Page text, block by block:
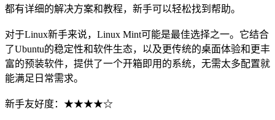
都有详细的解决方案和教程，新手可以轻松找到帮助。
对于Linux新手来说，Linux Mint可能是最佳选择之一。它结合
了Ubuntu的稳定性和软件生态，以及更传统的桌面体验和更丰
富的预装软件，提供了一个开箱即用的系统，无需太多配置就
能满足日常需求。
新手友好度：★★★★☆